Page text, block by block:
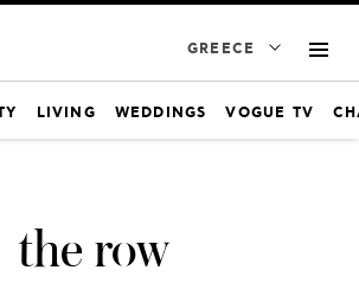
GREECE
LIVING WEDDINGS VOGUE TV
the row